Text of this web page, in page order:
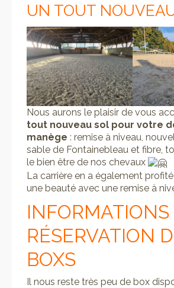
UN TOUT
Nous aurons le plaisir de vous
tout nouveau sol pour votre
manège : remise à niveau,
sable de Fontainebleau et fibre,
le bien être de nos chevaux
La carrière en a également
une beauté avec une remise à
INFORMATIONS
RÉSERVATION
BOXS
Il nous reste très peu de box